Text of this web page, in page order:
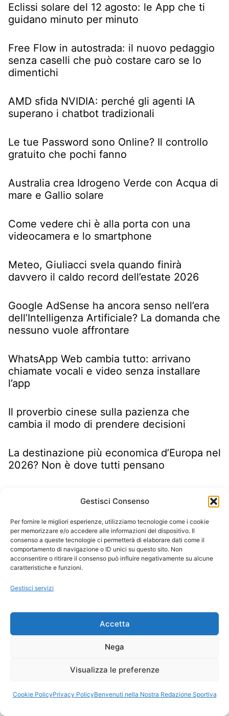
Gestisci Consenso
Per fornire le migliori esperienze, utilizziamo tecnologie come i cookie
per memorizzare e/o accedere alle informazioni del dispositivo. Il
consenso a queste tecnologie ci permetterà di elaborare dati come il
comportamento di navigazione o ID unici su questo sito. Non
acconsentire o ritirare il consenso può influire negativamente su alcune
caratteristiche e funzioni.
Gestisci servizi
Accetta
Nega
Visualizza le preferenze
Cookie PolicyPrivacy PolicyBenvenuti nella Nostra Redazione Sportiva
Eclissi solare del 12 agosto: le App che ti
guidano minuto per minuto
Free Flow in autostrada: il nuovo pedaggio
senza caselli che può costare caro se lo
dimentichi
AMD sfida NVIDIA: perché gli agenti IA
superano i chatbot tradizionali
Le tue Password sono Online? Il controllo
gratuito che pochi fanno
Australia crea Idrogeno Verde con Acqua di
mare e Gallio solare
Come vedere chi è alla porta con una
videocamera e lo smartphone
Meteo, Giuliacci svela quando finirà
davvero il caldo record dell’estate 2026
Google AdSense ha ancora senso nell’era
dell’Intelligenza Artificiale? La domanda che
nessuno vuole affrontare
WhatsApp Web cambia tutto: arrivano
chiamate vocali e video senza installare
l’app
Il proverbio cinese sulla pazienza che
cambia il modo di prendere decisioni
La destinazione più economica d’Europa nel
2026? Non è dove tutti pensano
2026: ecco come accedere
SEGUICI NEI SOCIAL FB E X
Facebook|X
Notizie Plus, sempre un passo in più
Alessandro Del Piero (Calcio): "Nella vita, non ci
sono scorciatoie per il successo. Devi lavorare